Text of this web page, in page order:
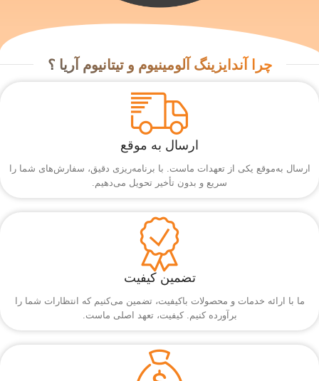
چرا آندایزینگ آلومینیوم و تیتانیوم آریا ؟
ارسال به موقع
ارسال به‌موقع یکی از تعهدات ماست. با برنامه‌ریزی دقیق، سفارش‌های شما را
سریع و بدون تأخیر تحویل می‌دهیم.
تضمین کیفیت
ما با ارائه خدمات و محصولات باکیفیت، تضمین می‌کنیم که انتظارات شما را
برآورده کنیم. کیفیت، تعهد اصلی ماست.